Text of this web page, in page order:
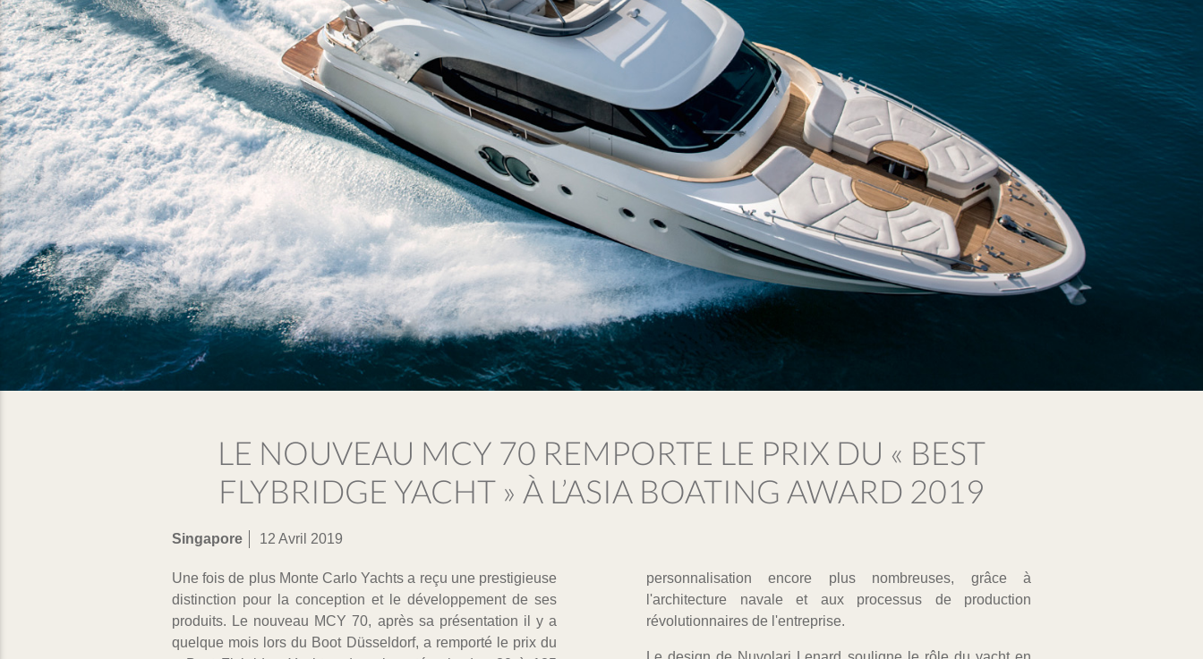
LE NOUVEAU MCY 70 REMPORTE LE PRIX DU « BEST
FLYBRIDGE YACHT » À L’ASIA BOATING AWARD 2019
Singapore 12 Avril 2019
Une fois de plus Monte Carlo Yachts a reçu une prestigieuse
distinction pour la conception et le développement de ses
produits. Le nouveau MCY 70, après sa présentation il y a
quelque mois lors du Boot Düsseldorf, a remporté le prix du
personnalisation encore plus nombreuses, grâce à
l'architecture navale et aux processus de production
révolutionnaires de l'entreprise.